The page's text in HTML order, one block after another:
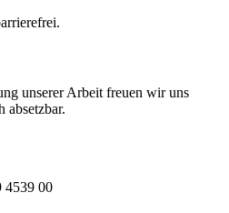
unserer Arbeit freuen wir uns
absetzbar.
4539 00